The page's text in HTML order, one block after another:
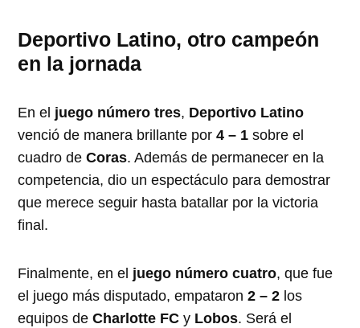
Deportivo Latino, otro campeón
en la jornada
En el juego número tres, Deportivo Latino
venció de manera brillante por4 – 1 sobre el
cuadro deCoras. Además de permanecer en la
competencia, dio un espectáculo para demostrar
que merece seguir hasta batallar por la victoria
final.
Finalmente, en el juego número cuatro, que fue
el juego más disputado, empataron 2 – 2 los
equipos deCharlotte FC y Lobos. Será el